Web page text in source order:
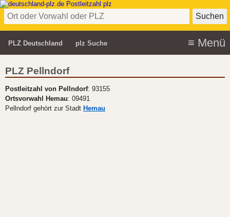
PLZ Deutschland plz Suche
PLZ Pellndorf
Postleitzahl von Pellndorf: 93155
Ortsvorwahl Hemau: 09491
Pellndorf gehört zur Stadt Hemau